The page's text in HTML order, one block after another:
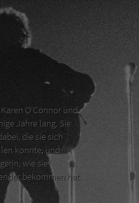
O‘Connor und
Jahre lang. Sie
die sie sich
konnte, und
wie sie
bekommen hat.